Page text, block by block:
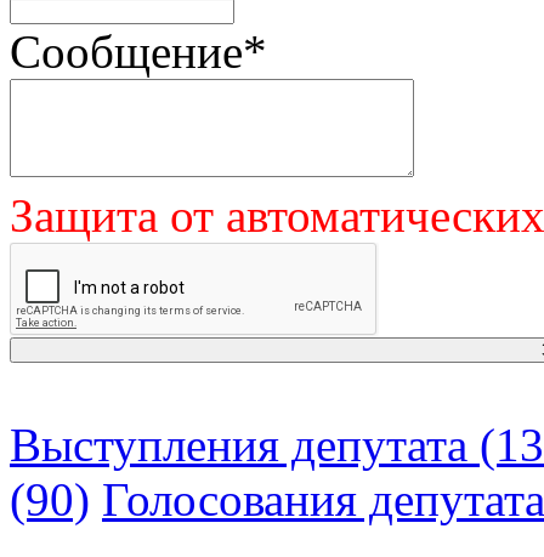
Сообщение*
Защита от
Выступления депутата
(90) Голосования депутата